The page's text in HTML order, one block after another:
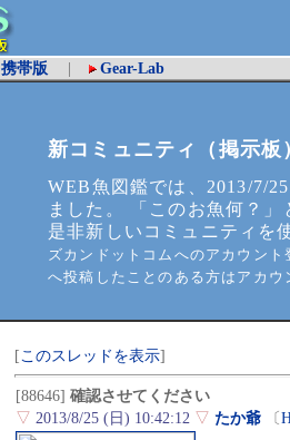
携帯版 Gear-Lab
新コミュニティ（掲示
WEB魚図鑑では、2013/7/
ました。 「このお魚何？
是非新しいコミュニティを
ズカンドットコムへのアカウン
へ投稿したことのある方はアカ
[このスレッドを表示]
[88646] 確認させてください
▽ 2013/8/25 (日) 10:42:12 ▽ たか爺 〔